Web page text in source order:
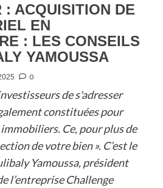
: ACQUISITION DE
EN
: LES CONSEILS
YAMOUSSA
0
de s'adresser
constituées pour
Ce, pour plus de
de votre bien ». C’est le
Yamoussa, président
l’entreprise Challenge